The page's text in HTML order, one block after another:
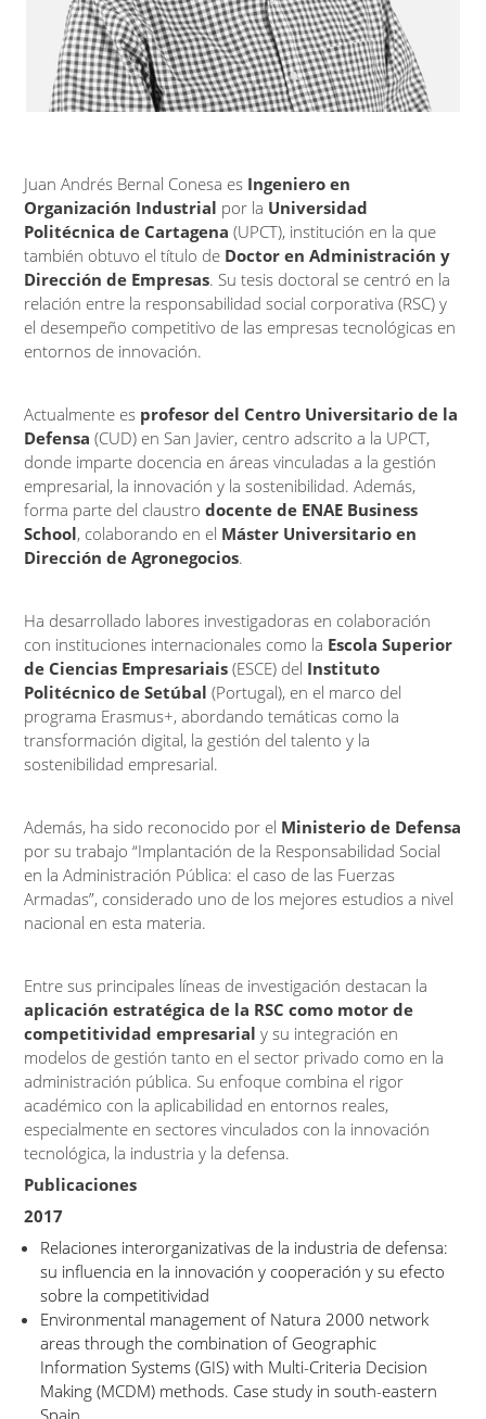
Juan Andrés Bernal Conesa es Ingeniero en
Organización Industrial por la Universidad
Politécnica de Cartagena (UPCT), institución en la que
también obtuvo el título de Doctor en Administración y
Dirección de Empresas. Su tesis doctoral se centró en la
relación entre la responsabilidad social corporativa (RSC) y
el desempeño competitivo de las empresas tecnológicas en
entornos de innovación.
Actualmente es profesor del Centro Universitario de la
Defensa (CUD) en San Javier, centro adscrito a la UPCT,
donde imparte docencia en áreas vinculadas a la gestión
empresarial, la innovación y la sostenibilidad. Además,
forma parte del claustrodocente de ENAE Business
School, colaborando en el Máster Universitario en
Dirección de Agronegocios.
Ha desarrollado labores investigadoras en colaboración
con instituciones internacionales como la Escola Superior
de Ciencias Empresariais (ESCE) del Instituto
Politécnico de Setúbal (Portugal), en el marco del
programa Erasmus+, abordando temáticas como la
transformación digital, la gestión del talento y la
sostenibilidad empresarial.
Además, ha sido reconocido por el Ministerio de Defensa
por su trabajo “Implantación de la Responsabilidad Social
en la Administración Pública: el caso de las Fuerzas
Armadas”, considerado uno de los mejores estudios a nivel
nacional en esta materia.
Entre sus principales líneas de investigación destacan la
aplicación estratégica de la RSC como motor de
competitividad empresarial y su integración en
modelos de gestión tanto en el sector privado como en la
administración pública. Su enfoque combina el rigor
académico con la aplicabilidad en entornos reales,
especialmente en sectores vinculados con la innovación
tecnológica, la industria y la defensa.
Publicaciones
2017
Relaciones interorganizativas de la industria de defensa:
su influencia en la innovación y cooperación y su efecto
sobre la competitividad
Environmental management of Natura 2000 network
areas through the combination of Geographic
Information Systems (GIS) with Multi-Criteria Decision
Making (MCDM) methods. Case study in south-eastern
Spain